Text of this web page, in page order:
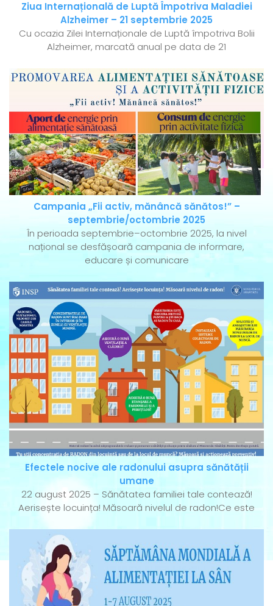
Ziua Internațională de Luptă Împotriva Maladiei
Alzheimer – 21 septembrie 2025
Cu ocazia Zilei Internaționale de Luptă împotriva Bolii
Alzheimer, marcată anual pe data de 21
Campania „Fii activ, mănâncă sănătos!” –
septembrie/octombrie 2025
În perioada septembrie–octombrie 2025, la nivel
național se desfășoară campania de informare,
educare și comunicare
Efectele nocive ale radonului asupra sănătății
umane
22 august 2025 – Sănătatea familiei tale contează!
Aerisește locuința! Măsoară nivelul de radon!Ce este